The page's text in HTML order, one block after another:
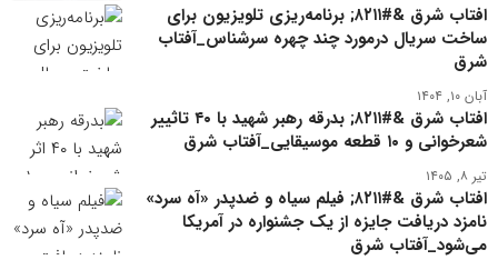
افتاب شرق &#۸۲۱۱; برنامه‌ریزی تلویزیون برای
ساخت سریال درمورد چند چهره سرشناس_آفتاب
شرق
آبان ۱۰, ۱۴۰۴
افتاب شرق &#۸۲۱۱; بدرقه رهبر شهید با ۴۰ تاثییر
شعرخوانی و ۱۰ قطعه موسیقایی_آفتاب شرق
تیر ۸, ۱۴۰۵
افتاب شرق &#۸۲۱۱; فیلم سیاه و ضدپدر «آه سرد»
نامزد دریافت جایزه از یک جشنواره در آمریکا
می‌شود_آفتاب شرق